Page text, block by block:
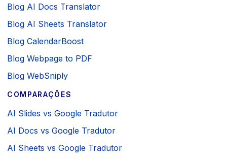
Blog AI Docs Translator
Blog AI Sheets Translator
Blog CalendarBoost
Blog Webpage to PDF
Blog WebSniply
COMPARAÇÕES
AI Slides vs Google Tradutor
AI Docs vs Google Tradutor
AI Sheets vs Google Tradutor